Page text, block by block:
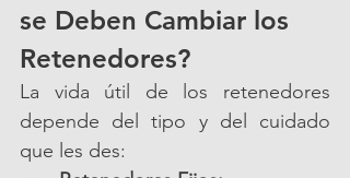
se Deben Cambiar los
Retenedores?
La vida útil de los retenedores
depende del tipo y del cuidado
que les des: